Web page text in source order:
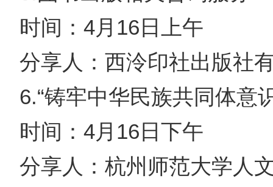
时间：4月16日上午
分享人：西泠印社出版社
6.“铸牢中华民族共同体意
时间：4月16日下午
分享人：杭州师范大学人